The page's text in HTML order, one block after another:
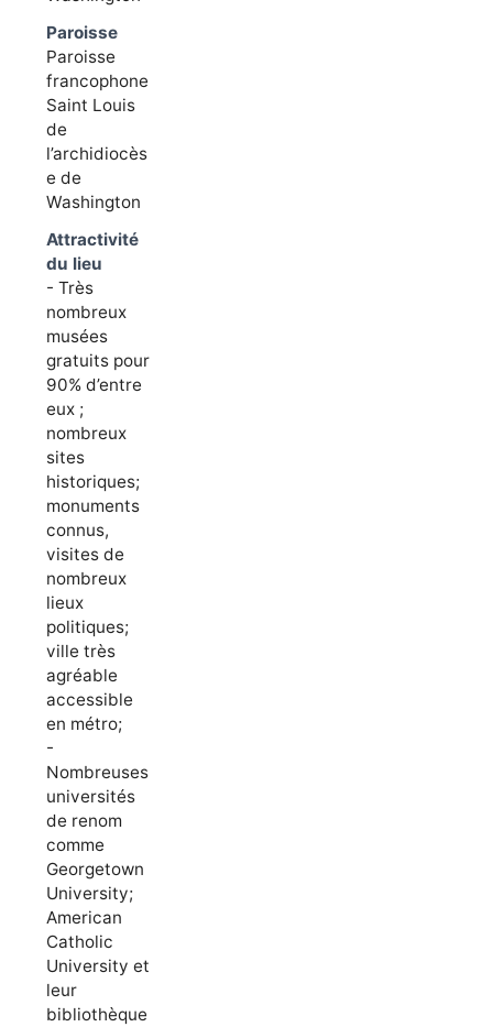
Paroisse
Paroisse
francophone
Saint Louis
de
l’archidiocès
e de
Washington
Attractivité
du lieu
- Très
nombreux
musées
gratuits pour
90% d’entre
eux ;
nombreux
sites
historiques;
monuments
connus,
visites de
nombreux
lieux
politiques;
ville très
agréable
accessible
en métro;
-
Nombreuses
universités
de renom
comme
Georgetown
University;
American
Catholic
University et
leur
bibliothèque